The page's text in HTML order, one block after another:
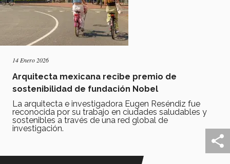
14 Enero 2026
Arquitecta mexicana recibe premio de
sostenibilidad de fundación Nobel
La arquitecta e investigadora Eugen Reséndiz fue
reconocida por su trabajo en ciudades saludables y
sostenibles a través de una red global de
investigación.